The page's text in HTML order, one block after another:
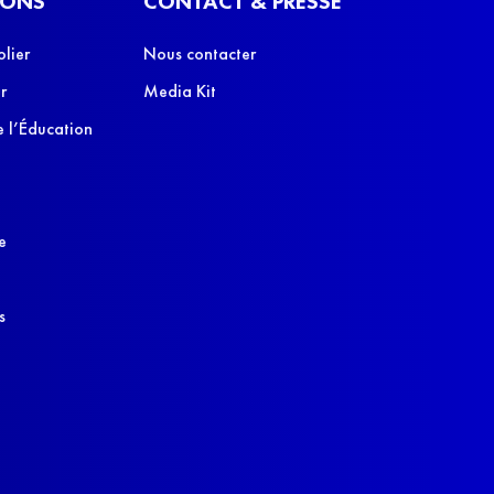
l’Éducation
Nous contacter
Media Kit